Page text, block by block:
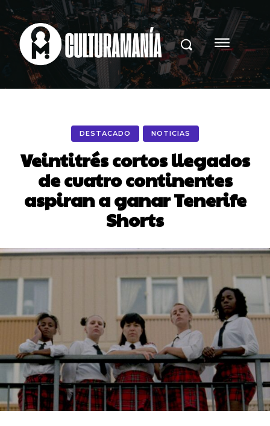
DESTACADO NOTICIAS
Veintitrés cortos llegados
de cuatro continentes
aspiran a ganar Tenerife
Shorts